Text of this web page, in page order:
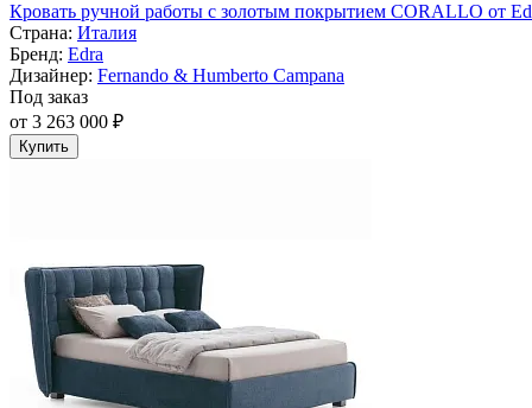
Кровать ручной работы с золотым покрытием CORALLO от
Страна: Италия
Бренд: Edra
Дизайнер: Fernando & Humberto Campana
Под заказ
от 3 263 000 ₽
Купить